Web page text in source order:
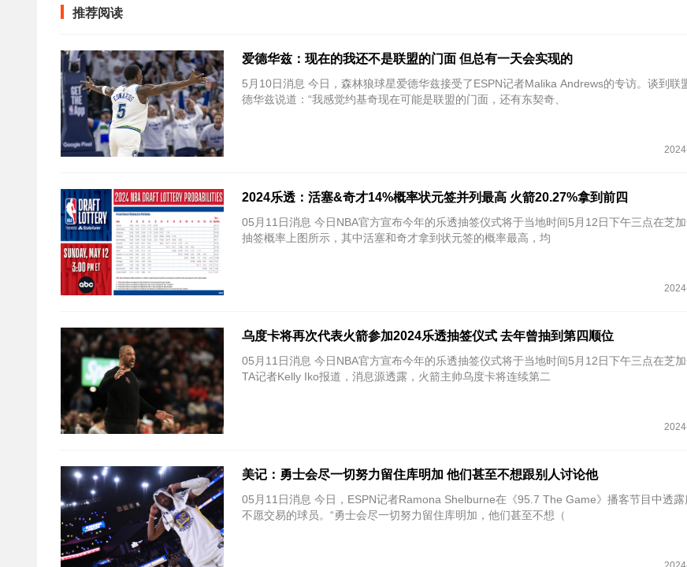
推荐阅读
爱德华兹：现在的我还不是联盟的门面 但总有一天会实现的
5月10日消息 今日，森林狼球星爱德华兹接受了ESPN记者Malika Andrews的专访。谈到联
德华兹说道：“我感觉约基奇现在可能是联盟的门面，还有东契奇、
2024乐透：活塞&奇才14%概率状元签并列最高 火箭20.27%拿到前四
05月11日消息 今日NBA官方宣布今年的乐透抽签仪式将于当地时间5月12日下午三点在芝
抽签概率上图所示，其中活塞和奇才拿到状元签的概率最高，均
乌度卡将再次代表火箭参加2024乐透抽签仪式 去年曾抽到第四顺位
05月11日消息 今日NBA官方宣布今年的乐透抽签仪式将于当地时间5月12日下午三点在芝
TA记者Kelly Iko报道，消息源透露，火箭主帅乌度卡将连续第二
美记：勇士会尽一切努力留住库明加 他们甚至不想跟别人讨论他
05月11日消息 今日，ESPN记者Ramona Shelburne在《95.7 The Game》播客节目中透
不愿交易的球员。“勇士会尽一切努力留住库明加，他们甚至不想（